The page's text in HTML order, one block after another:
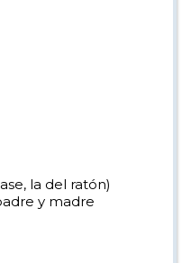
la del ratón)
y madre